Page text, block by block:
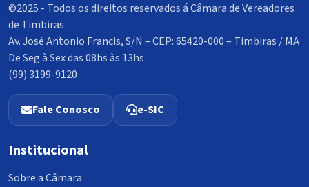
©2025 - Todos os direitos reservados á Câmara de Vereadores
de Timbiras
Av. José Antonio Francis, S/N – CEP: 65420-000 – Timbiras / MA
De Seg à Sex das 08hs às 13hs
(99) 3199-9120
Fale Conosco e-SIC
Institucional
Sobre a Câmara